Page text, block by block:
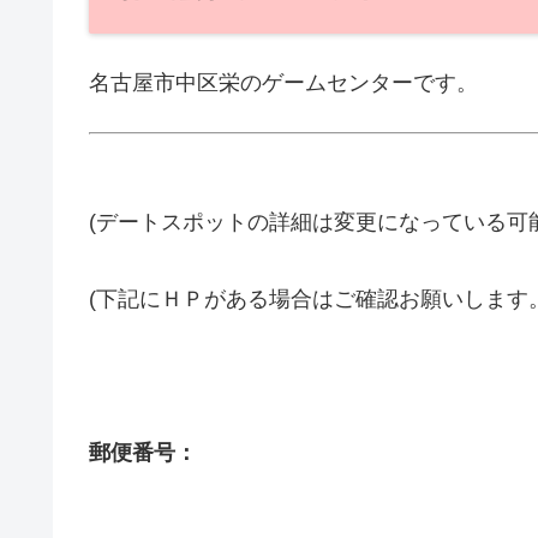
名古屋市中区栄のゲームセンターです。
(デートスポットの詳細は変更になっている可
(下記にＨＰがある場合はご確認お願いします
郵便番号：